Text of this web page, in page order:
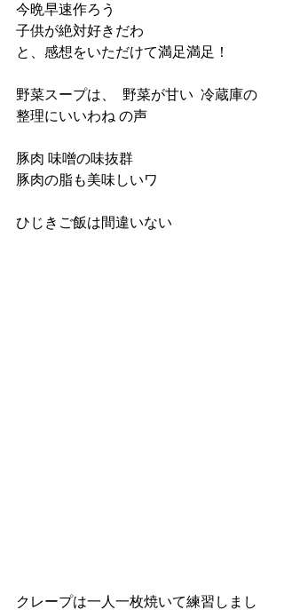
今晩早速作ろう
子供が絶対好きだわ
と、感想をいただけて満足満足！
野菜スープは、  野菜が甘い  冷蔵庫の
整理にいいわね の声
豚肉 味噌の味抜群
豚肉の脂も美味しいワ
ひじきご飯は間違いない
クレープは一人一枚焼いて練習しまし